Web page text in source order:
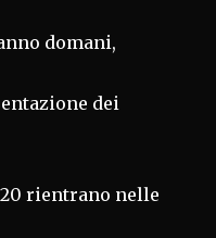
domani,
dei
rientrano nelle